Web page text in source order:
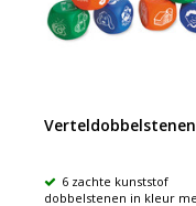
Verteldobbelstenen
6 zachte kunststof
dobbelstenen in kleur